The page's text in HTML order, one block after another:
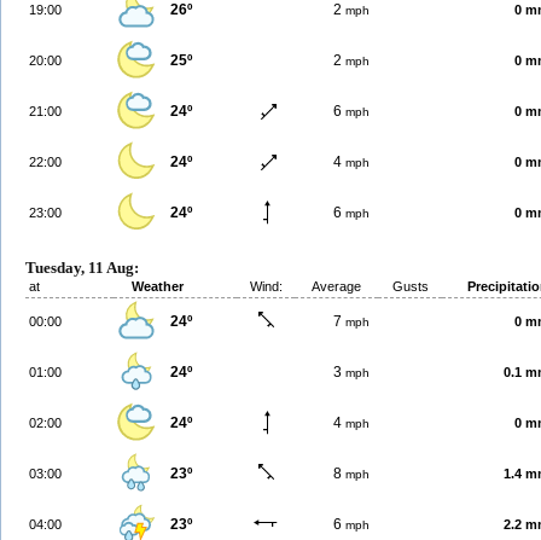
19:00 26º 2 mph 0
20:00 25º 2 mph 0
21:00 24º 6 mph 0
22:00 24º 4 mph 0
23:00 24º 6 mph 0
Tuesday, 11 Aug:
at Weather Wind: Average Gusts
00:00 24º 7 mph 0
01:00 24º 3 mph 0.1
02:00 24º 4 mph 0
03:00 23º 8 mph 1.4
04:00 23º 6 mph 2.2